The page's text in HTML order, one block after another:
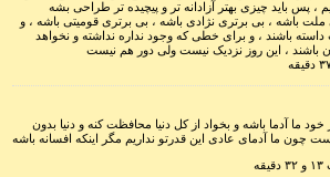
برای
:
، پس باید چیزی بهتر آزادانه تر و پیچیده تر طراحی بشه
باشه ، بی برتری نژادی باشه ، بی برتری قومیتی باشه ، و
باشند ، و برای خطی که وجود نداره نداشته و نخواهد
باشند ، این روز نزدیک نیست ولی دور هم نیست
ما آدما باشه و بخواد از کل دنیا محافظت کنه و دنیا بدون
چون ما آدمای عادی این قدرتو نداریم مگر اینکه افسانه باشه